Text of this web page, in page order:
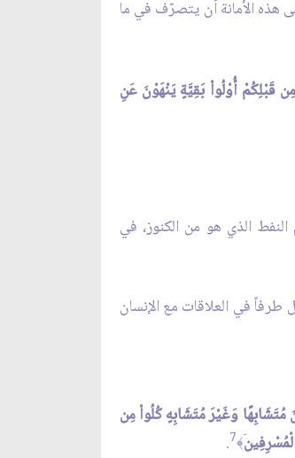
هذه الأمانة أن يتصرّف في ما
قَبْلِكُمْ أُوْلُواْ بَقِيَّةٍ يَنْهَوْنَ عَنِ
النفط الذي هو من الكنوز، في
طرفاً في العلاقات مع الإنسان
وَغَيْرَ مُتَشَابِهٍ كُلُواْ مِن
﴾7
.